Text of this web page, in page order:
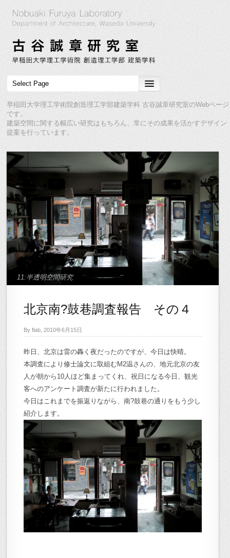
早稲田大学理工学術院創造理工学部建築学科 古谷誠章研究室のWebページ
です。
建築空間に関する幅広い研究はもちろん、常にその成果を活かすデザイン
提案を行っています。
11:半透明空間研究
北京南?鼓巷調査報告 その４
By flab, 2010年6月15日
昨日、北京は雷の轟く夜だったのですが、今日は快晴。
本調査により修士論文に取組むM2温さんの、地元北京の友
人が朝から10人ほど集まってくれ、祝日になる今日、観光
客へのアンケート調査が新たに行われました。
今日はこれまでを振返りながら、南?鼓巷の通りをもう少し
紹介します。